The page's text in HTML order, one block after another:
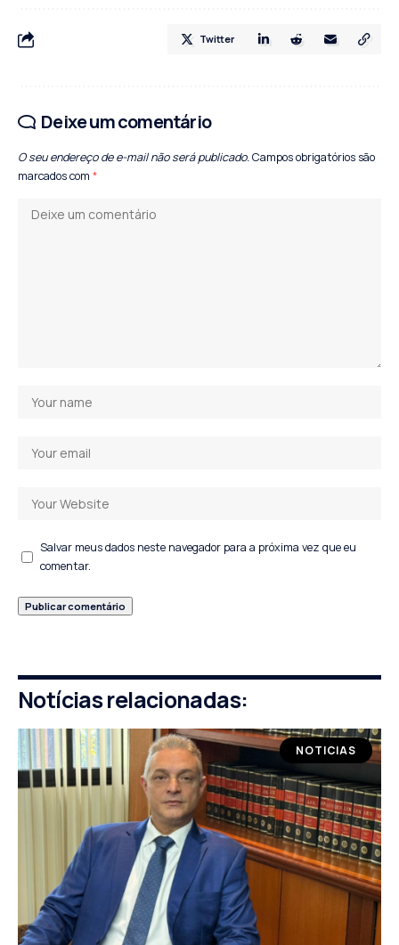
Twitter
Deixe um comentário
O seu endereço de e-mail não será publicado.Campos obrigatórios são
marcados com *
Salvar meus dados neste navegador para a próxima vez que eu
comentar.
Notícias relacionadas:
NOTICIAS